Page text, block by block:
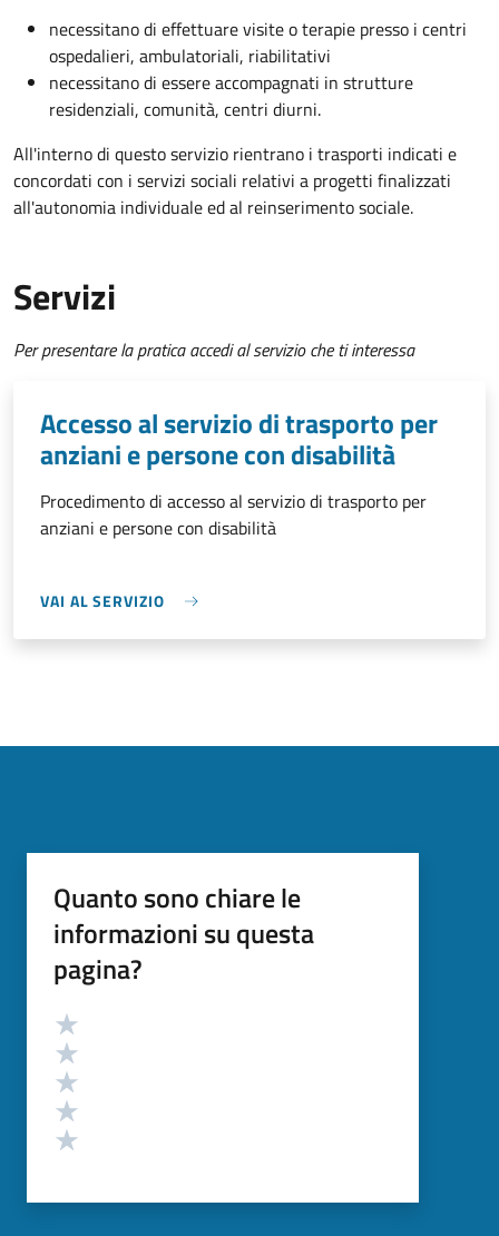
necessitano di effettuare visite o terapie presso i centri
ospedalieri, ambulatoriali, riabilitativi
necessitano di essere accompagnati in strutture
residenziali, comunità, centri diurni.
All'interno di questo servizio rientrano i trasporti indicati e
concordati con i servizi sociali relativi a progetti finalizzati
all'autonomia individuale ed al reinserimento sociale.
Servizi
Per presentare la pratica accedi al servizio che ti interessa
Accesso al servizio di trasporto per
anziani e persone con disabilità
Procedimento di accesso al servizio di trasporto per
anziani e persone con disabilità
VAI AL SERVIZIO
Quanto sono chiare le
informazioni su questa
pagina?
Valutazione